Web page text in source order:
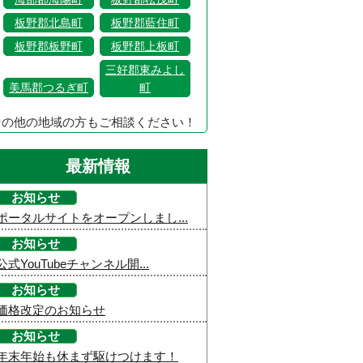
板野郡北島町
板野郡藍住町
板野郡板野町
板野郡上板町
美馬郡つるぎ町
三好郡東みよし
町
他の地域の方もご相談ください！
最新情報
お知らせ
ータルサイトをオープンしまし...
お知らせ
式YouTubeチャンネル開...
お知らせ
格改定のお知らせ
お知らせ
末年始も休まず駆けつけます！